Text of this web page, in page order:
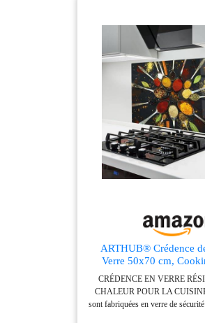
l'industrie. 9 couleurs sont utilisées
spectre de couleurs aussi
INSTALLATION SIMPLE ET
DU SILICONE TRANSPARENT
verre se fixent directement au
neutre et transparent. Cela garantit
et esthétique, sans supports ni
COULEURS INTENSES QUI
PAS – Les panneaux
éclatantes et leur clarté pendant de
Ils résistent à la lumière, à la
chimiques, garantissant une
le temps. ENTRETIEN FACILE –
pas être
ARTHUB® Crédence
Verre 50x70 cm,
Protection Contre Les
Revêtement Mural en
en Verre, Verre trempé,
CRÉDENCE EN VERRE
CHALEUR POUR LA
sont fabriquées en verre de